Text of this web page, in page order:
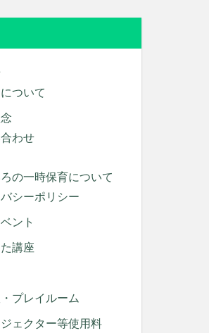
ついて
わせ
の一時保育について
シーポリシー
ント
講座
プレイルーム
ェクター等使用料